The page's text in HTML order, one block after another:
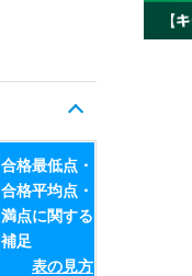
合格最低点・
合格平均点・
満点に関する
補足
表の見方